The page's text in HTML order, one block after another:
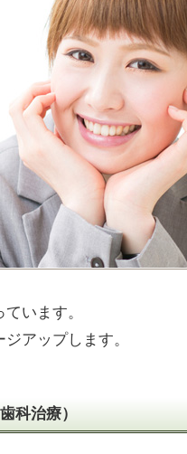
います。
アップします。
科治療）